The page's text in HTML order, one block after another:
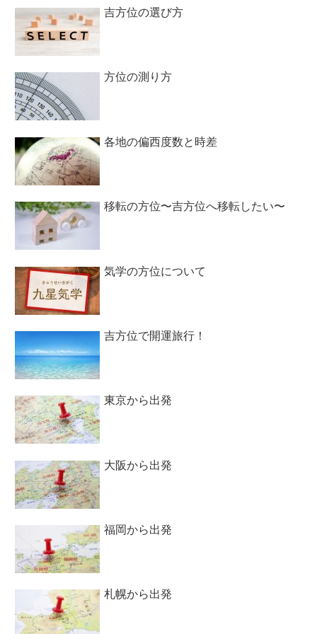
吉方位の選び方
方位の測り方
各地の偏西度数と時差
移転の方位〜吉方位へ移転したい〜
気学の方位について
吉方位で開運旅行！
東京から出発
大阪から出発
福岡から出発
札幌から出発